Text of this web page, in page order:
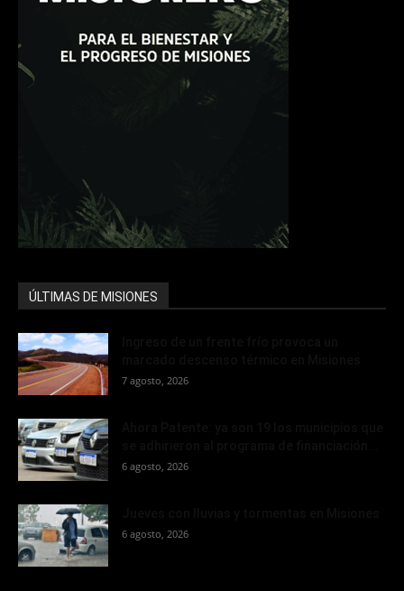
ÚLTIMAS DE MISIONES
7 agosto, 2026
6 agosto, 2026
6 agosto, 2026